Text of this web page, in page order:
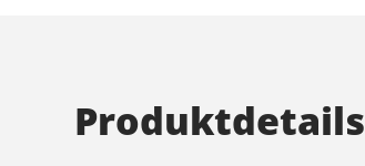
Produktdetails